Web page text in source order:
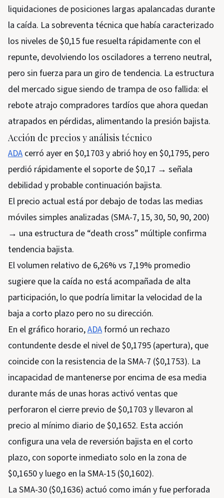
liquidaciones de posiciones largas apalancadas durante
la caída. La sobreventa técnica que había caracterizado
los niveles de $0,15 fue resuelta rápidamente con el
repunte, devolviendo los osciladores a terreno neutral,
pero sin fuerza para un giro de tendencia. La estructura
del mercado sigue siendo de trampa de oso fallida: el
rebote atrajo compradores tardíos que ahora quedan
atrapados en pérdidas, alimentando la presión bajista.
Acción de precios y análisis técnico
ADA cerró ayer en $0,1703 y abrió hoy en $0,1795, pero
perdió rápidamente el soporte de $0,17 → señala
debilidad y probable continuación bajista.
El precio actual está por debajo de todas las medias
móviles simples analizadas (SMA-7, 15, 30, 50, 90, 200)
→ una estructura de “death cross” múltiple confirma
tendencia bajista.
El volumen relativo de 6,26% vs 7,19% promedio
sugiere que la caída no está acompañada de alta
participación, lo que podría limitar la velocidad de la
baja a corto plazo pero no su dirección.
En el gráfico horario,ADAformó un rechazo
contundente desde el nivel de $0,1795 (apertura), que
coincide con la resistencia de la SMA-7 ($0,1753). La
incapacidad de mantenerse por encima de esa media
durante más de unas horas activó ventas que
perforaron el cierre previo de $0,1703 y llevaron al
precio al mínimo diario de $0,1652. Esta acción
configura una vela de reversión bajista en el corto
plazo, con soporte inmediato solo en la zona de
$0,1650 y luego en la SMA-15 ($0,1602).
La SMA-30 ($0,1636) actuó como imán y fue perforada